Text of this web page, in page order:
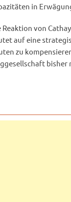
in
Reaktion von
auf eine
zu